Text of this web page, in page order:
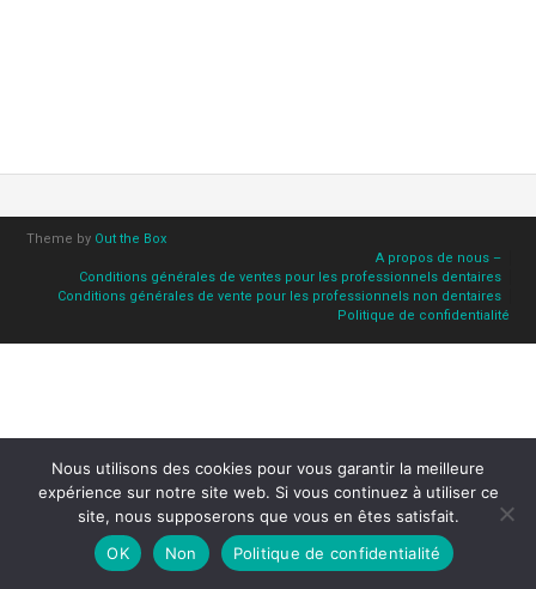
Theme by Out the Box
A propos de nous –
Conditions générales de ventes pour les professionnels dentaires
Conditions générales de vente pour les professionnels non dentaires
Politique de confidentialité
Nous utilisons des cookies pour vous garantir la meilleure
expérience sur notre site web. Si vous continuez à utiliser ce
site, nous supposerons que vous en êtes satisfait.
OK
Non Politique de confidentialité